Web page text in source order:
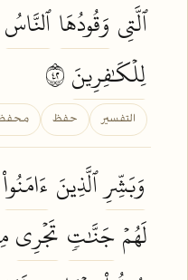
ٱلَّتِي وَقُودُهَاٱلنَّاسُ
لِلۡكَٰفِرِينَ
التفسير حفظ
وَبَشِّرِٱلَّذِينَ ءَامَنُواْ
لَهُمۡجَنَّٰتٖ تَجۡرِي